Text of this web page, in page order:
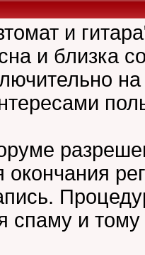
и
и близка
спаму и